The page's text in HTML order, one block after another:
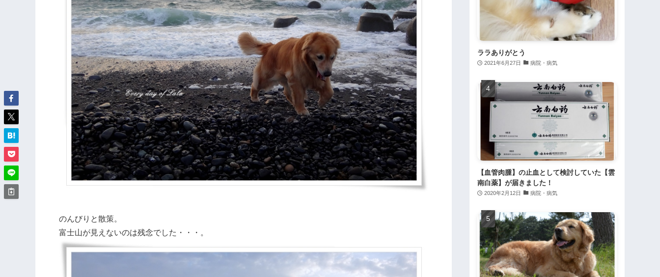
のんびりと散策。
富士山が見えないのは残念でした・・・。
ララありがとう
2021年6月27日 病院・病気
【血管肉腫】の止血として検討していた【雲
南白薬】が届きました！
2020年2月12日 病院・病気